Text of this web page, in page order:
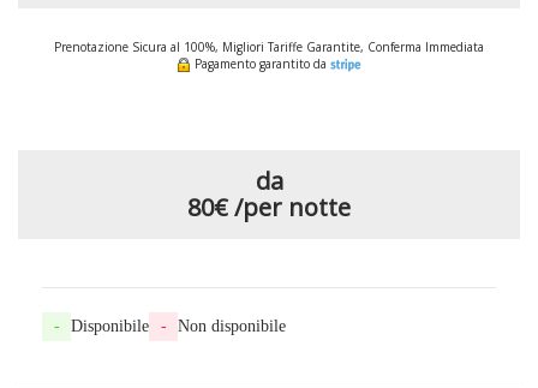
Prenotazione Sicura al 100%, Migliori Tariffe Garantite, Conferma Immediata
Pagamento garantito da
da
80€/per notte
- Disponibile - Non disponibile